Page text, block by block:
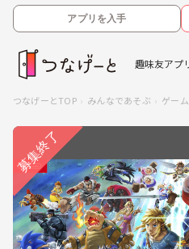
アプリを入手
趣味友アプ
つなげーとTOP みんなであそぶ ゲーム